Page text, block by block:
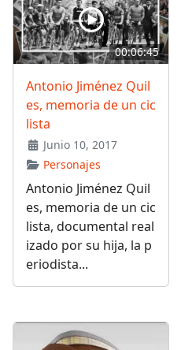
00:06:45
Antonio Jiménez Quil
es, memoria de un cic
lista
Junio 10, 2017
Personajes
Antonio Jiménez Quil
es, memoria de un cic
lista, documental real
izado por su hija, la p
eriodista...